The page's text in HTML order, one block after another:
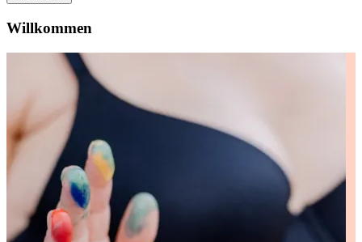
Willkommen